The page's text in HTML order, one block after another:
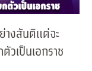
างสันติแต่จะ
วเป็นเอกราช